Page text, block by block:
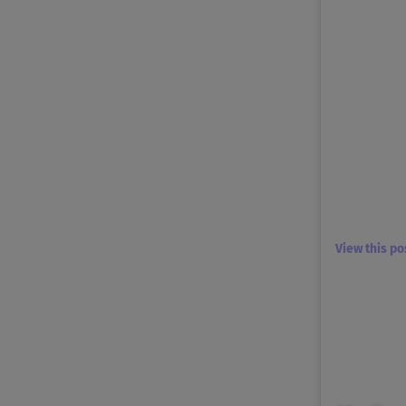
View this